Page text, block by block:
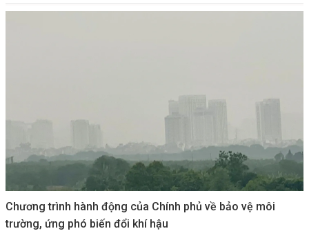
Chương trình hành động của Chính phủ về bảo vệ môi
trường, ứng phó biến đổi khí hậu